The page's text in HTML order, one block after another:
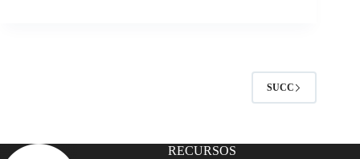
SUCC
RECURSOS